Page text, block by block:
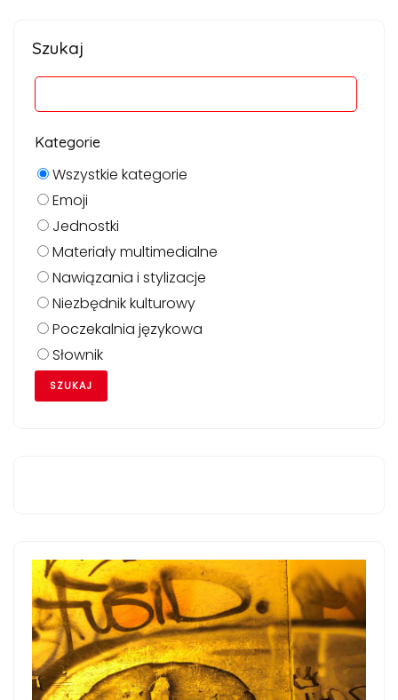
Szukaj
Kategorie
Wszystkie kategorie
Emoji
Jednostki
Materiały multimedialne
Nawiązania i stylizacje
Niezbędnik kulturowy
Poczekalnia językowa
Słownik